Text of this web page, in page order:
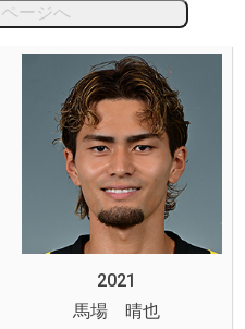
ージへ
2021
馬場 晴也